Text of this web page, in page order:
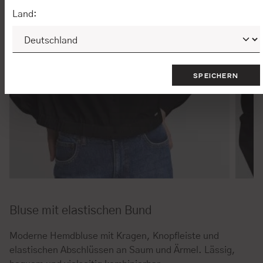
Bluse mit elastischen Bund
Moderne Hemdbluse mit Kragen, Knopfleiste und
elastischen Abschlüssen an Saum und Ärmel. Lässig,
Land:
SPEICHERN